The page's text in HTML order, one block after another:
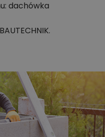
dachówka